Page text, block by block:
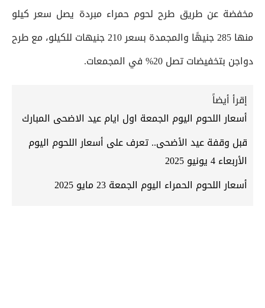
مخفضة عن طريق طرح لحوم حمراء مبردة يصل سعر كيلو
منها 285 جنيهًا والمجمدة بسعر 210 جنيهات للكيلو، مع طرح
دواجن بتخفيضات تصل 20% في المجمعات.
إقرأ أيضاً
أسعار اللحوم اليوم الجمعة اول ايام عيد الاضحى المبارك
قبل وقفة عيد الأضحى.. تعرف على أسعار اللحوم اليوم
الأربعاء 4 يونيو 2025
أسعار اللحوم الحمراء اليوم الجمعة 23 مايو 2025